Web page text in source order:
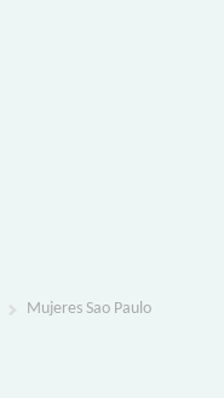
Mujeres Sao Paulo